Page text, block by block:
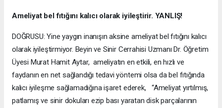
Ameliyat bel fıtığını kalıcı olarak iyileştirir. YANLIŞ!
DOĞRUSU: Yine yaygın inanışın aksine ameliyat bel fıtığını kalıcı
olarak iyileştirmiyor. Beyin ve Sinir Cerrahisi Uzmanı Dr. Öğretim
Üyesi Murat Hamit Aytar, ameliyatın en etkili, en hızlı ve
faydanın en net sağlandığı tedavi yöntemi olsa da bel fıtığında
kalıcı iyileşme sağlamadığına işaret ederek, “Ameliyat yırtılmış,
patlamış ve sinir dokuları ezip bası yaratan disk parçalarının